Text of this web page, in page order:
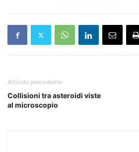
Articolo precedente
Collisioni tra asteroidi viste
al microscopio